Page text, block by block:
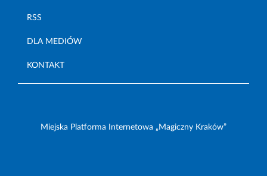
RSS
DLA MEDIÓW
KONTAKT
Miejska Platforma Internetowa „Magiczny Kraków”